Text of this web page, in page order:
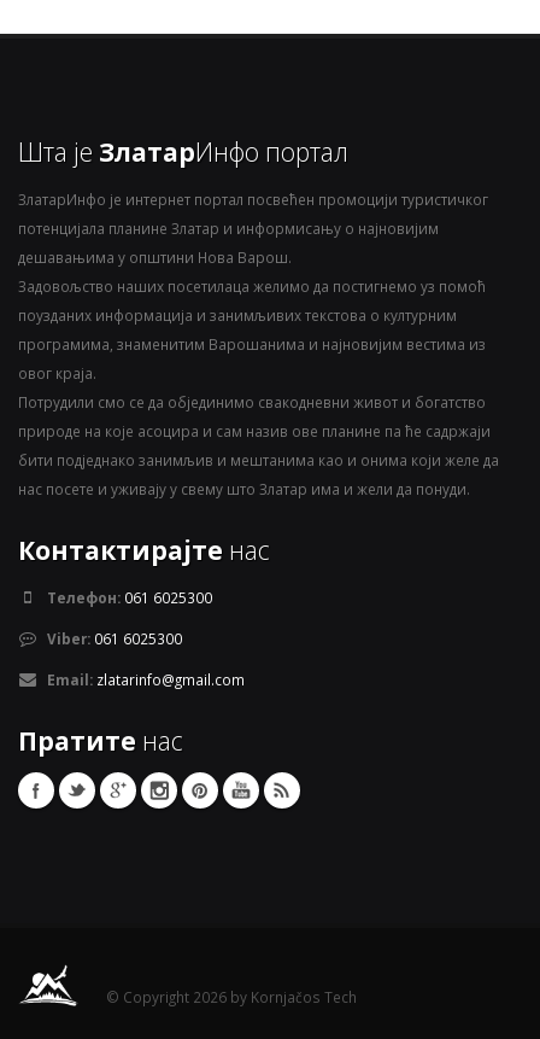
Шта је ЗлатарИнфо портал
ЗлатарИнфо је интернет портал посвећен промоцији туристичког
потенцијала планине Златар и информисању о најновијим
дешавањима у општини Нова Варош.
Задовољство наших посетилаца желимо да постигнемо уз помоћ
поузданих информација и занимљивих текстова о културним
програмима, знаменитим Варошанима и најновијим вестима из
овог краја.
Потрудили смо се да објединимо свакодневни живот и богатство
природе на које асоцира и сам назив ове планине па ће садржаји
бити подједнако занимљив и мештанима као и онима који желе да
нас посете и уживају у свему што Златар има и жели да понуди.
Контактирајте нас
Телефон: 061 6025300
Viber: 061 6025300
Email: zlatarinfo@gmail.com
Пратите нас
© Copyright 2026 by Kornjačos Tech